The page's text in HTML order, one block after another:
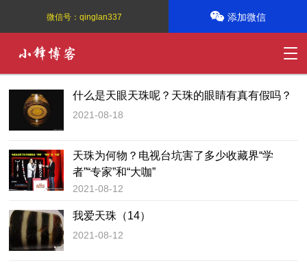
什么是天眼天珠呢？天珠的眼睛有真有假吗？
2021-08-18
天珠为何物？电视台坑害了多少收藏界“学
者”“专家”和“大咖”
2021-08-12
我爱天珠（14）
2021-08-12
微信号：qinglan337 添加微信